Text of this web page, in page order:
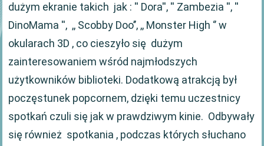
dużym ekranie takich jak : '' Dora'', '' Zambezia '', ''
DinoMama '', ,, Scobby Doo’’, ,, Monster High ‘’ w
okularach 3D , co cieszyło się dużym
zainteresowaniem wśród najmłodszych
użytkowników biblioteki. Dodatkową atrakcją był
poczęstunek popcornem, dzięki temu uczestnicy
spotkań czuli się jak w prawdziwym kinie. Odbywały
się również spotkania , podczas których słuchano